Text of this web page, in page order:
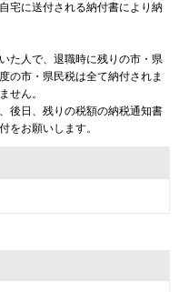
宅に送付される納付書により納
た人で、退職時に残りの市・県
の市・県民税は全て納付されま
せん。
後日、残りの税額の納税通知書
をお願いします。